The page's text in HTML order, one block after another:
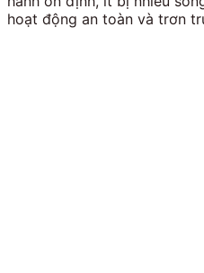
hoạt động an toàn và trơn